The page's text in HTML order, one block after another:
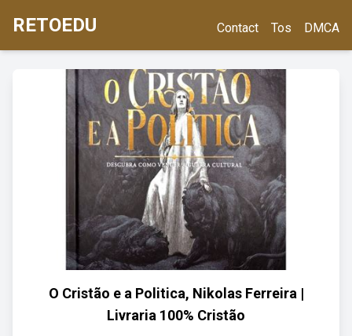
RETOEDU Contact Tos DMCA
O Cristão e a Politica, Nikolas Ferreira |
Livraria 100% Cristão